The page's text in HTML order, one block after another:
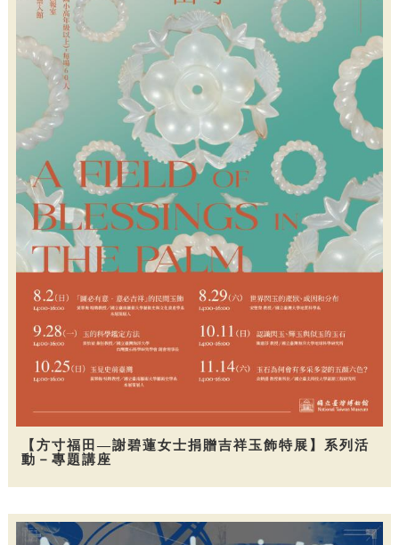
【方寸福田—謝碧蓮女士捐贈吉祥玉飾特展】系列活
動－專題講座